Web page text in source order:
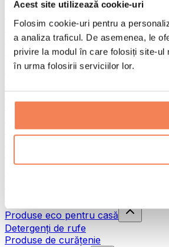
Acest site utilizează cookie-uri
Folosim cookie-uri pentru a
a analiza traficul. De asemenea, le
privire la modul în care folosiți site-
în urma folosirii serviciilor lor.
Genți și accesorii pentru alimente
Genți pentru sala de sport
Rucsacuri
Accesorii în funcție de activitate
Sporturi de contact
Terapie prin frig
Produse eco pentru casă
Detergenți de rufe
Produse de curățenie